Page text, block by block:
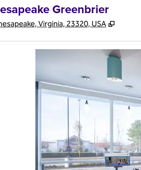
Greenbrier
Virginia, 23320, USA ,